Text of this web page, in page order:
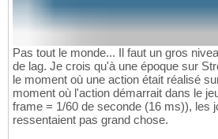
Pas tout le monde... Il faut un gros
de lag. Je crois qu'à une époque sur
le moment où une action était réalisé
moment où l'action démarrait dans le
frame = 1/60 de seconde (16 ms)), les
ressentaient pas grand chose.